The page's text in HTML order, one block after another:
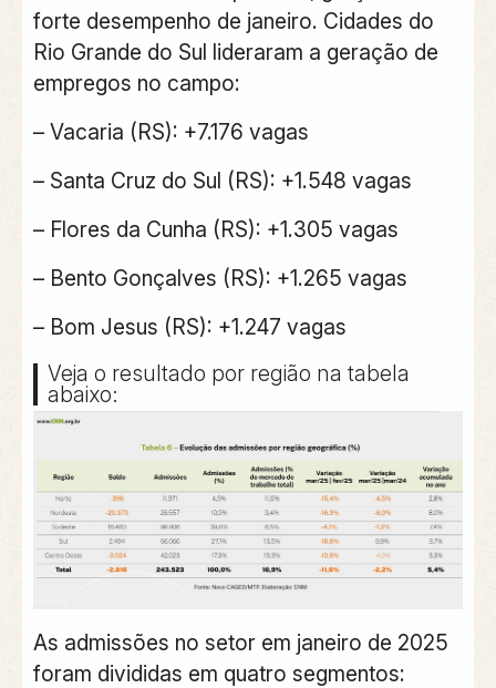
forte desempenho de janeiro. Cidades do
Rio Grande do Sul lideraram a geração de
empregos no campo:
– Vacaria (RS): +7.176 vagas
– Santa Cruz do Sul (RS): +1.548 vagas
– Flores da Cunha (RS): +1.305 vagas
– Bento Gonçalves (RS): +1.265 vagas
– Bom Jesus (RS): +1.247 vagas
Veja o resultado por região na tabela
abaixo:
As admissões no setor em janeiro de 2025
foram divididas em quatro segmentos: